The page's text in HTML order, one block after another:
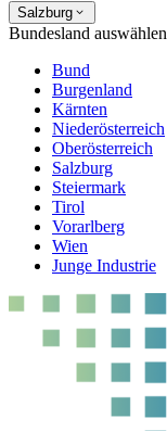
Salzburg
Bundesland auswählen
Bund
Burgenland
Kärnten
Niederösterreich
Oberösterreich
Salzburg
Steiermark
Tirol
Vorarlberg
Wien
Junge Industrie